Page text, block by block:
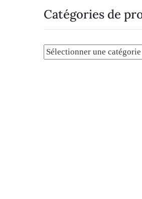
Catégories de